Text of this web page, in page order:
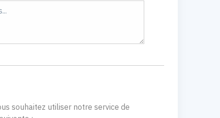
souhaitez utiliser notre service de